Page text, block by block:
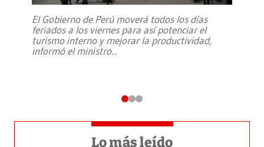
El Gobierno de Perú moverá todos los días
feriados a los viernes para así potenciar el
turismo interno y mejorar la productividad,
informó el ministro...
Lo más leído